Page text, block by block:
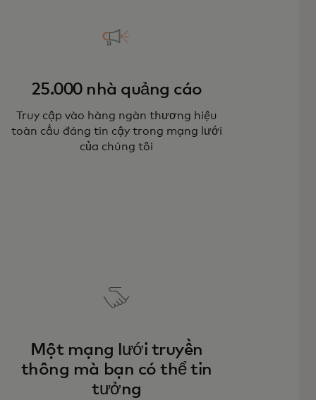
25.000 nhà quảng cáo
Truy cập vào hàng ngàn thương hiệu
toàn cầu đáng tin cậy trong mạng lưới
của chúng tôi
Một mạng lưới truyền
thông mà bạn có thể tin
tưởng